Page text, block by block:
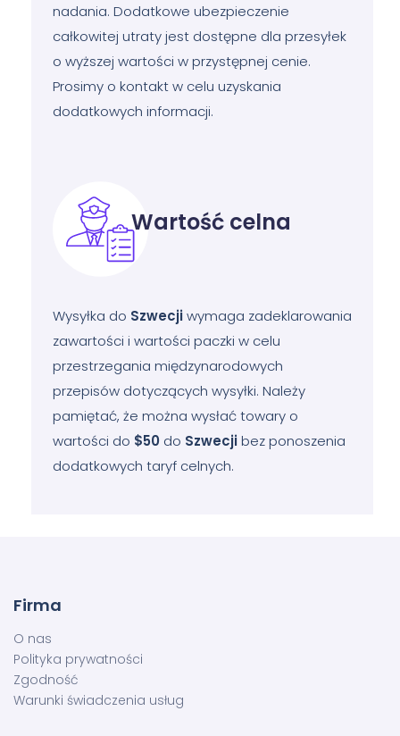
nadania. Dodatkowe ubezpieczenie
całkowitej utraty jest dostępne dla przesyłek
o wyższej wartości w przystępnej cenie.
Prosimy o kontakt w celu uzyskania
dodatkowych informacji.
Wartość celna
Wysyłka do Szwecjiwymaga zadeklarowania
zawartości i wartości paczki w celu
przestrzegania międzynarodowych
przepisów dotyczących wysyłki. Należy
pamiętać, że można wysłać towary o
wartości do $50 do Szwecjibez ponoszenia
dodatkowych taryf celnych.
Firma
O nas
Polityka prywatności
Zgodność
Warunki świadczenia usług